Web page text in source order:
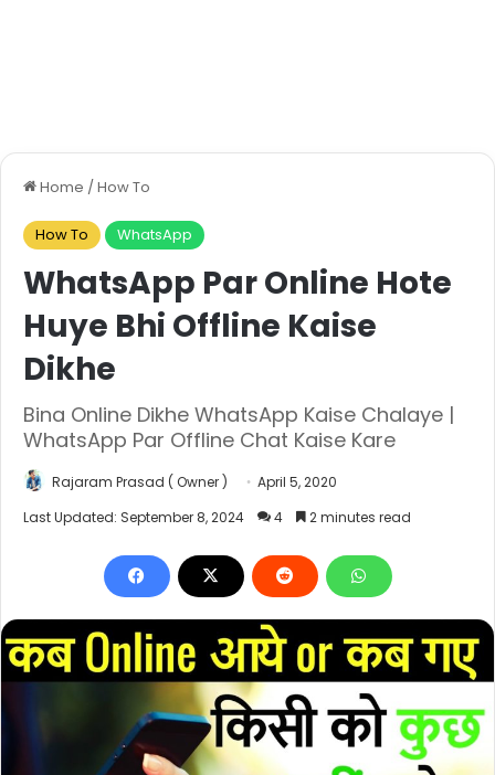
Home / How To
How To WhatsApp
WhatsApp Par Online Hote
Huye Bhi Offline Kaise
Dikhe
Bina Online Dikhe WhatsApp Kaise Chalaye |
WhatsApp Par Offline Chat Kaise Kare
Rajaram Prasad ( Owner )
April 5, 2020
Last Updated: September 8, 2024
4 2 minutes read